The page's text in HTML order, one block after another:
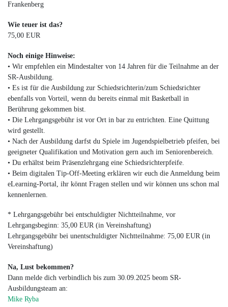
Frankenberg
Wie teuer ist das?
75,00 EUR
Noch einige Hinweise:
• Wir empfehlen ein Mindestalter von 14 Jahren für die Teilnahme an der
SR-Ausbildung.
• Es ist für die Ausbildung zur Schiedsrichterin/zum Schiedsrichter
ebenfalls von Vorteil, wenn du bereits einmal mit Basketball in
Berührung gekommen bist.
• Die Lehrgangsgebühr ist vor Ort in bar zu entrichten. Eine Quittung
wird gestellt.
• Nach der Ausbildung darfst du Spiele im Jugendspielbetrieb pfeifen, bei
geeigneter Qualifikation und Motivation gern auch im Seniorenbereich.
• Du erhältst beim Präsenzlehrgang eine Schiedsrichterpfeife.
• Beim digitalen Tip-Off-Meeting erklären wir euch die Anmeldung beim
eLearning-Portal, ihr könnt Fragen stellen und wir können uns schon mal
kennenlernen.
* Lehrgangsgebühr bei entschuldigter Nichtteilnahme, vor
Lehrgangsbeginn: 35,00 EUR (in Vereinshaftung)
Lehrgangsgebühr bei unentschuldigter Nichtteilnahme: 75,00 EUR (in
Vereinshaftung)
Na, Lust bekommen?
Dann melde dich verbindlich bis zum 30.09.2025 beom SR-
Ausbildungsteam an:
Mike Ryba